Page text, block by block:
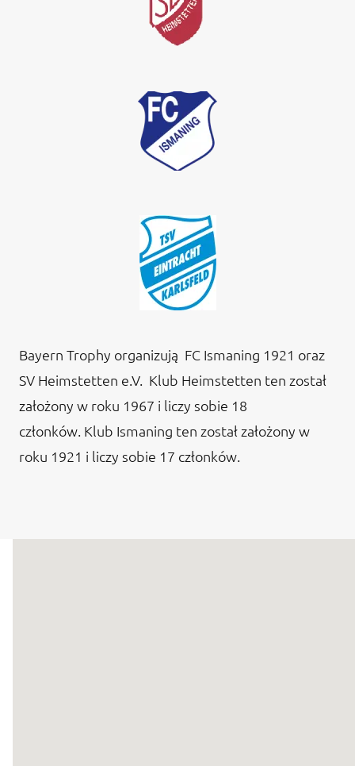
Bayern Trophy organizują FC Ismaning 1921 oraz
SV Heimstetten e.V. Klub Heimstetten ten został
założony w roku 1967 i liczy sobie 18
członków. Klub Ismaning ten został założony w
roku 1921 i liczy sobie 17 członków.